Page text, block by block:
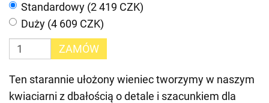
Standardowy (2 419 CZK)
Duży (4 609 CZK)
ZAMÓW
Ten starannie ułożony wieniec tworzymy w naszym
kwiaciarni z dbałością o detale i szacunkiem dla